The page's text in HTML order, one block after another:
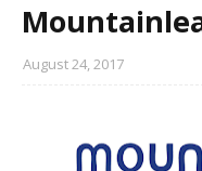
August 24, 2017